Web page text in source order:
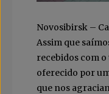
Novosibirsk –
Assim que
recebidos com
oferecido por
que nos